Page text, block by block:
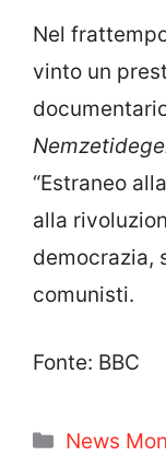
Nel
vinto un
“Estraneo
alla
democrazia,
comunisti.
Fonte: BBC
Categorie
News